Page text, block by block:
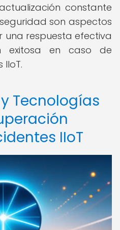
constante
son aspectos
respuesta efectiva
exitosa en caso de
Tecnologías
IIoT